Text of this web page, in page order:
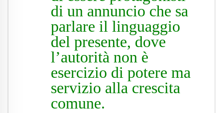
di un annuncio che sa
parlare il linguaggio
del presente, dove
l’autorità non è
esercizio di potere ma
servizio alla crescita
comune.